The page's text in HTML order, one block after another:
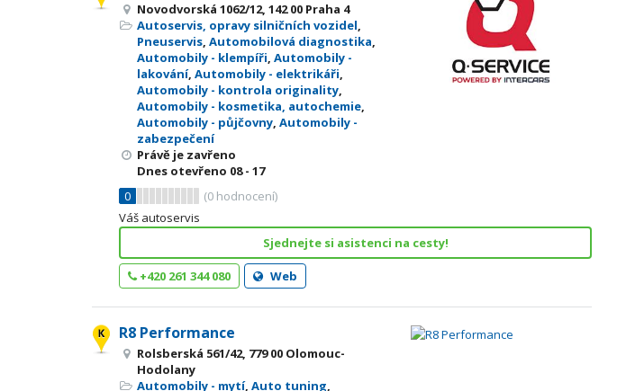
Novodvorská 1062/12, 142 00 Praha 4
Autoservis, opravy silničních vozidel,
Pneuservis, Automobilová diagnostika,
Automobily - klempíři, Automobily -
lakování, Automobily - elektrikáři,
Automobily - kontrola originality,
Automobily - kosmetika, autochemie,
Automobily - půjčovny, Automobily -
zabezpečení
Právě je zavřeno
Dnes otevřeno 08 - 17
0
(0 hodnocení)
Váš autoservis
Sjednejte si asistenci na cesty!
+420 261 344 080 Web
R8 Performance
Rolsberská 561/42, 779 00 Olomouc-
Hodolany
Automobily - mytí, Auto tuning,